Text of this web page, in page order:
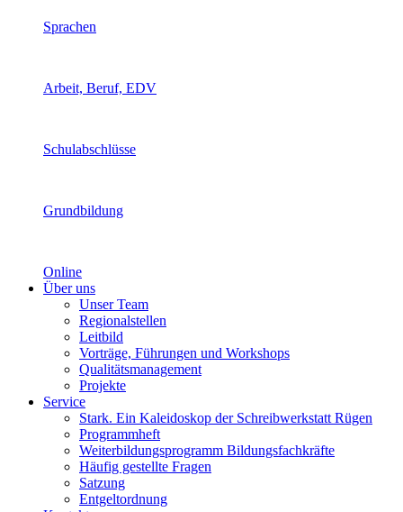
Sprachen
Arbeit, Beruf, EDV
Schulabschlüsse
Grundbildung
Online
Über uns
Unser Team
Regionalstellen
Leitbild
Vorträge, Führungen und Workshops
Qualitätsmanagement
Projekte
Service
Stark. Ein Kaleidoskop der Schreibwerkstatt Rügen
Programmheft
Weiterbildungsprogramm Bildungsfachkräfte
Häufig gestellte Fragen
Satzung
Entgeltordnung